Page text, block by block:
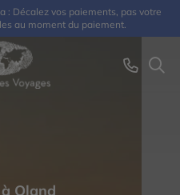
: Décalez vos paiements, pas votre
au moment du paiement.
Oland